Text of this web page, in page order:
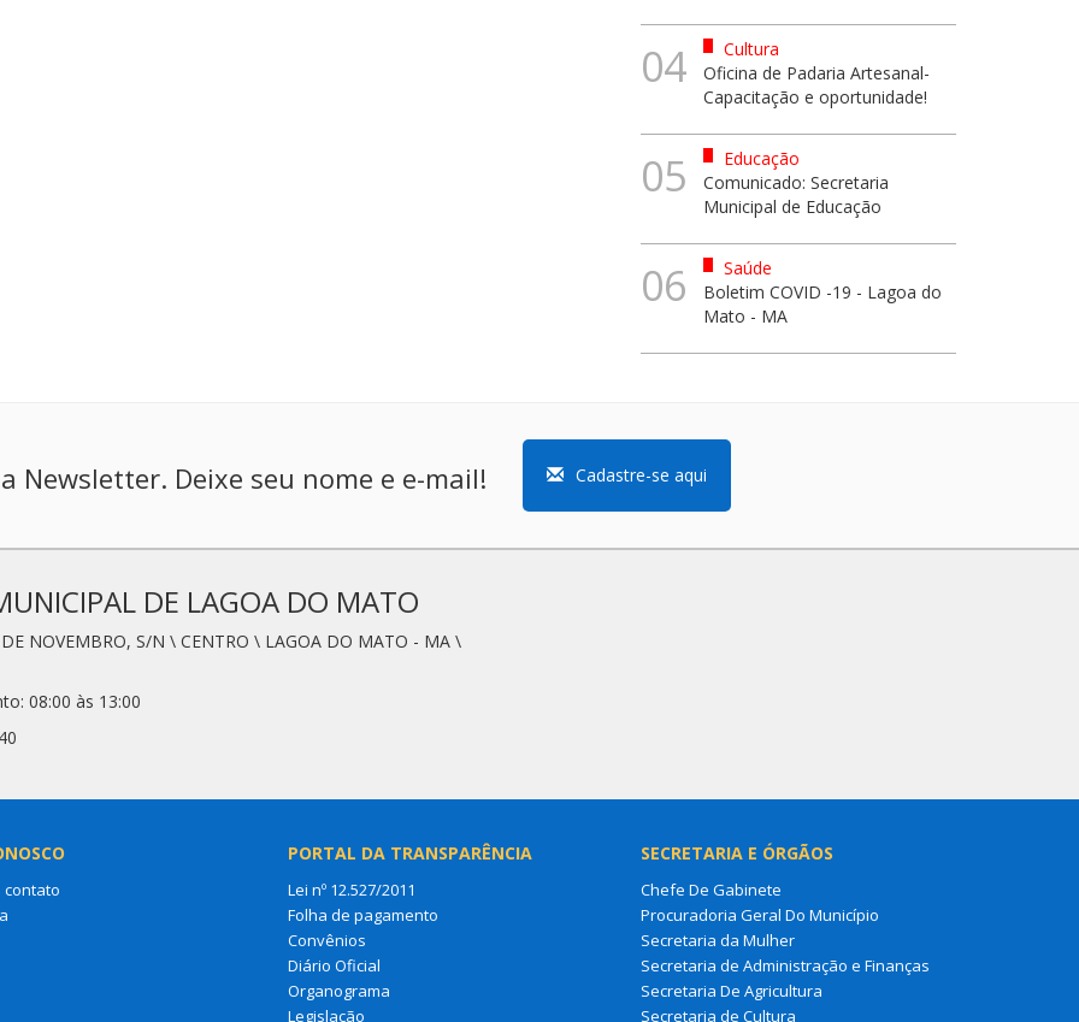
04
Cultura
Oficina de Padaria Artesanal-
Capacitação e oportunidade!
05
Educação
Comunicado: Secretaria
Municipal de Educação
06
Saúde
Boletim COVID -19 - Lagoa do
Mato - MA
Newsletter. Deixe seu nome e e-mail! Cadastre-se aqui
DE LAGOA DO MATO
NOVEMBRO, S/N \ CENTRO \ LAGOA DO MATO - MA \
08:00 às 13:00
contato
PORTAL DA TRANSPARÊNCIA
Lei nº 12.527/2011
Folha de pagamento
Convênios
Diário Oficial
Organograma
Legislação
SECRETARIA E ÓRGÃOS
Chefe De Gabinete
Procuradoria Geral Do Município
Secretaria da Mulher
Secretaria de Administração e Finanças
Secretaria De Agricultura
Secretaria de Cultura